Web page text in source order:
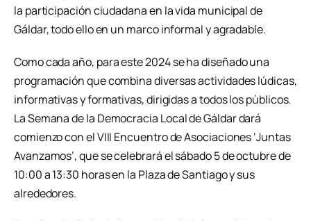
la participación ciudadana en la vida municipal de
Gáldar, todo ello en un marco informal y agradable.
Como cada año, para este 2024 se ha diseñado una
programación que combina diversas actividades lúdicas,
informativas y formativas, dirigidas a todos los públicos.
La Semana de la Democracia Local de Gáldar dará
comienzo con el VIII Encuentro de Asociaciones ‘Juntas
Avanzamos’, que se celebrará el sábado 5 de octubre de
10:00 a 13:30 horas en la Plaza de Santiago y sus
alrededores.